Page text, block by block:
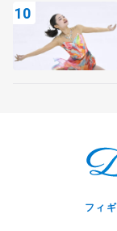
フィ